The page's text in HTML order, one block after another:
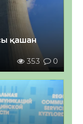
қашан
353 0